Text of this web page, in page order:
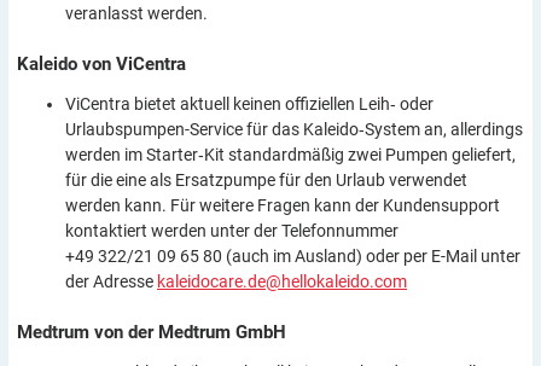
veranlasst werden.
Kaleido von ViCentra
ViCentra bietet aktuell keinen offiziellen Leih‑ oder
Urlaubspumpen-Service für das Kaleido‑System an, allerdings
werden im Starter‑Kit standardmäßig zwei Pumpen geliefert,
für die eine als Ersatzpumpe für den Urlaub verwendet
werden kann. Für weitere Fragen kann der Kundensupport
kontaktiert werden unter der Telefonnummer
+49 322/21 09 65 80 (auch im Ausland) oder per E-Mail unter
der Adresse kaleidocare.de@hellokaleido.com
Medtrum von der Medtrum GmbH